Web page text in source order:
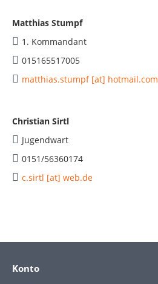
Matthias Stumpf
1. Kommandant
015165517005
matthias.stumpf [at] hotmail.com
Christian Sirtl
Jugendwart
0151/56360174
c.sirtl [at] web.de
Konto